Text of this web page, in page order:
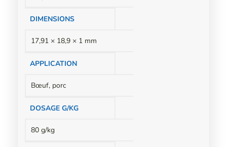
DIMENSIONS
17,91 × 18,9 × 1 mm
APPLICATION
Bœuf, porc
DOSAGE G/KG
80 g/kg